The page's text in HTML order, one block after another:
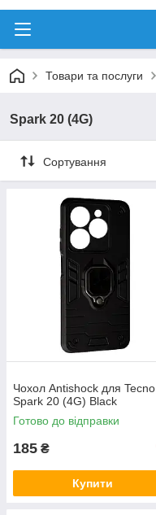
Товари та послуги
Spark 20 (4G)
Сортування
Чохол Antishock для Tecno
Spark 20 (4G) Black
Готово до відправки
185 ₴
Купити